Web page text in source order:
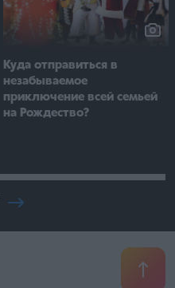
Куда отправиться в
незабываемое
приключение всей семьей
на Рождество?